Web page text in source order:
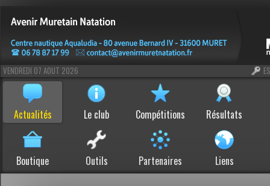
VENDREDI 07 AOUT 2026
Actualités Le club Compétitions Résultats
Boutique Outils Partenaires Liens